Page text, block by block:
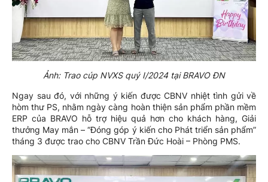
Ảnh: Trao cúp NVXS quý I/2024 tại BRAVO ĐN
Ngay sau đó, với những ý kiến được CBNV nhiệt tình gửi về
hòm thư PS, nhằm ngày càng hoàn thiện sản phẩm phần mềm
ERP của BRAVO hỗ trợ hiệu quả hơn cho khách hàng, Giải
thưởng May mắn – “Đóng góp ý kiến cho Phát triển sản phẩm”
tháng 3 được trao cho CBNV Trần Đức Hoài – Phòng PMS.